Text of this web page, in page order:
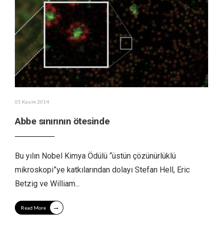
05 Kasım 2014
Abbe sınırının ötesinde
Bu yılın Nobel Kimya Ödülü “üstün çözünürlüklü
mikroskopi”ye katkılarından dolayı Stefan Hell, Eric
Betzig ve William...
Read More →